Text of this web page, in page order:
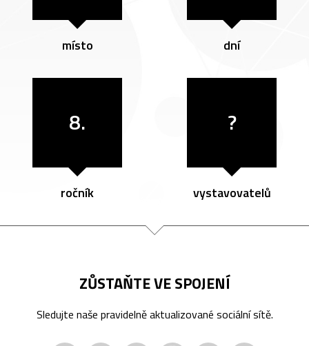
místo dní
8.
ročník
?
vystavovatelů
ZŮSTAŇTE VE SPOJENÍ
Sledujte naše pravidelně aktualizované sociální sítě.